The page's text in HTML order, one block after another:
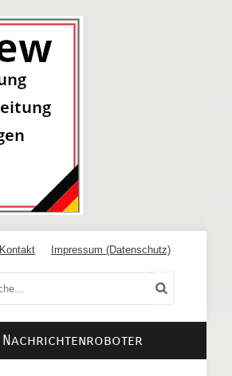
Kontakt Impressum (Datenschutz)
Nachrichtenroboter